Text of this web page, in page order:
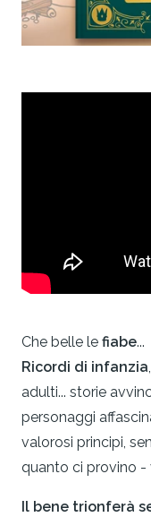
Che belle le fiabe...
Ricordi di infanzia
adulti... storie
personaggi
valorosi principi,
quanto ci provino -
Il bene trionferà